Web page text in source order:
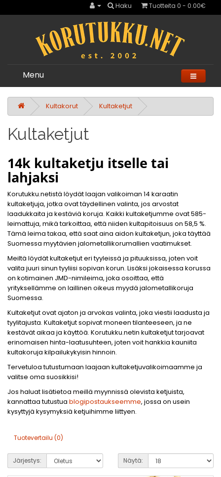
Haku Tuotteita 0 - 0.00€
Menu
Kultakorut Kultaketjut
Kultaketjut
14k kultaketju itselle tai
lahjaksi
Korutukku.netistä löydät laajan valikoiman 14 karaatin
kultaketjuja, jotka ovat täydellinen valinta, jos arvostat
laadukkaita ja kestäviä koruja. Kaikki kultaketjumme ovat 585-
leimattuja, mikä tarkoittaa, että niiden kultapitoisuus on 58,5 %.
Tämä leima takaa, että saat aina aidon kultaketjun, joka täyttää
Suomessa myytävien jalometallikorumallien vaatimukset.
Meiltä löydät kultaketjut eri tyyleissä ja pituuksissa, joten voit
valita juuri sinun tyyliisi sopivan korun. Lisäksi jokaisessa korussa
on kotimainen JMD-nimileima, joka osoittaa, että
yrityksellämme on laillinen oikeus myydä jalometallikoruja
Suomessa.
Kultaketjut ovat ajaton ja arvokas valinta, joka viestii laadusta ja
tyylitajusta. Kultaketjut sopivat moneen tilanteeseen, ja ne
kestävät aikaa ja käyttöä. Korutukku.netin kultaketjut tarjoavat
erinomaisen hinta-laatusuhteen, joten voit hankkia kauniita
kultakoruja kilpailukykyisin hinnoin.
Tervetuloa tutustumaan laajaan kultaketjuvalikoimaamme ja
valitse oma suosikkisi!
Jos haluat lisätietoa meillä myynnissä olevista ketjuista,
kannattaa tutustua blogipostaukseemme, jossa on usein
kysyttyjä kysymyksiä ketjuihimme liittyen.
Tuotevertailu (0)
Järjestys: Näytä: